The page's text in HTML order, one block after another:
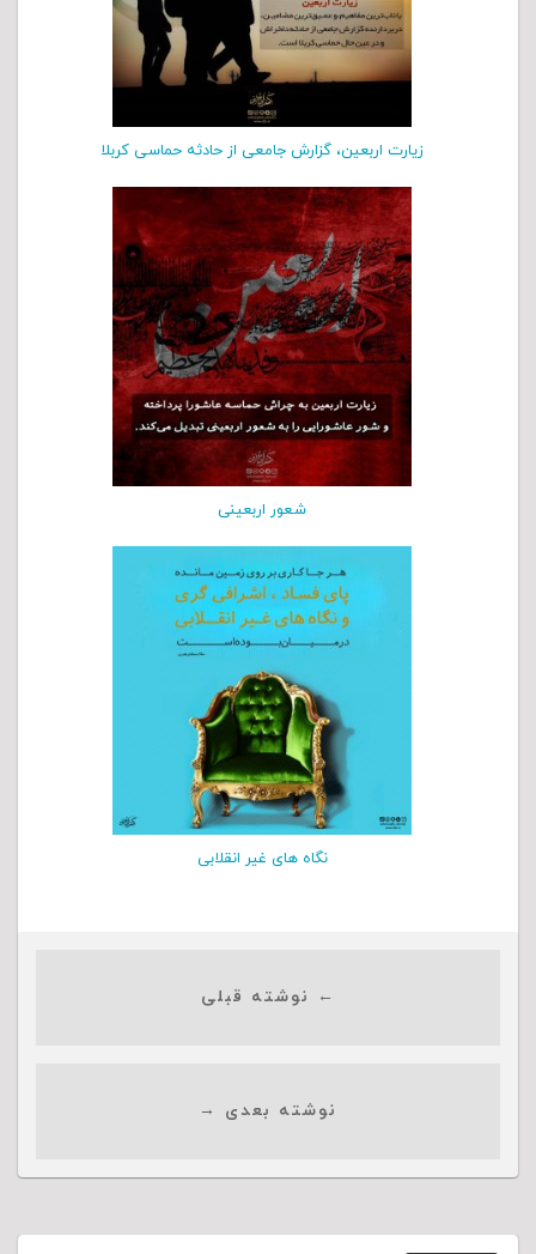
زیارت اربعین، گزارش جامعی از حادثه حماسی کربلا
شعور اربعینی
نگاه های غیر انقلابی
← نوشته قبلی
نوشته بعدی →